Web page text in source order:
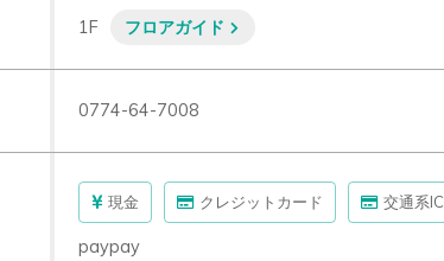
1F フロアガイド
0774-64-7008
現金 クレジットカード 交通系IC
paypay